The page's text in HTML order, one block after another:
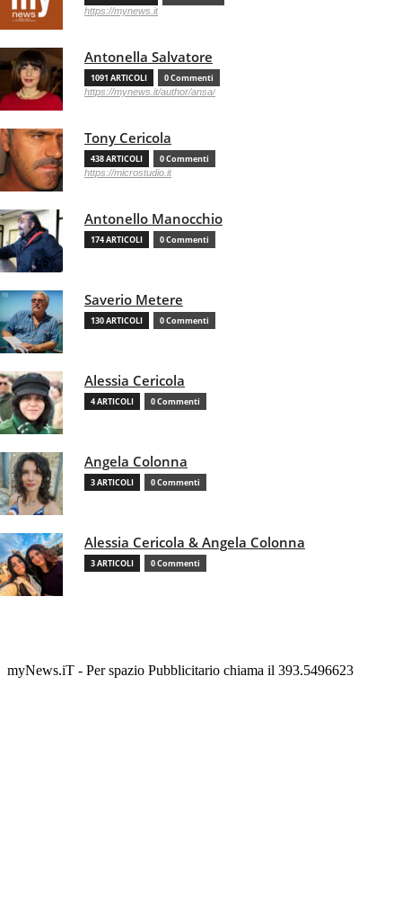
https://mynews.it
Antonella Salvatore
1091 ARTICOLI 0 Commenti
https://mynews.it/author/ansa/
Tony Cericola
438 ARTICOLI 0 Commenti
https://microstudio.it
Antonello Manocchio
174 ARTICOLI 0 Commenti
Saverio Metere
130 ARTICOLI 0 Commenti
Alessia Cericola
4 ARTICOLI 0 Commenti
Angela Colonna
3 ARTICOLI 0 Commenti
Alessia Cericola & Angela Colonna
3 ARTICOLI 0 Commenti
myNews.iT - Per spazio Pubblicitario chiama il 393.5496623